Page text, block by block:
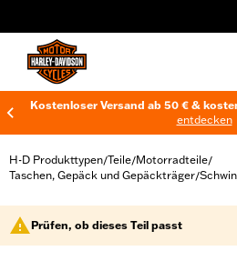
Kostenloser Versand ab 50 € &
entdecken
H-D Produkttypen/Teile/Motorradteile/
Taschen, Gepäck und Gepäckträger/
Prüfen, ob dieses Teil passt